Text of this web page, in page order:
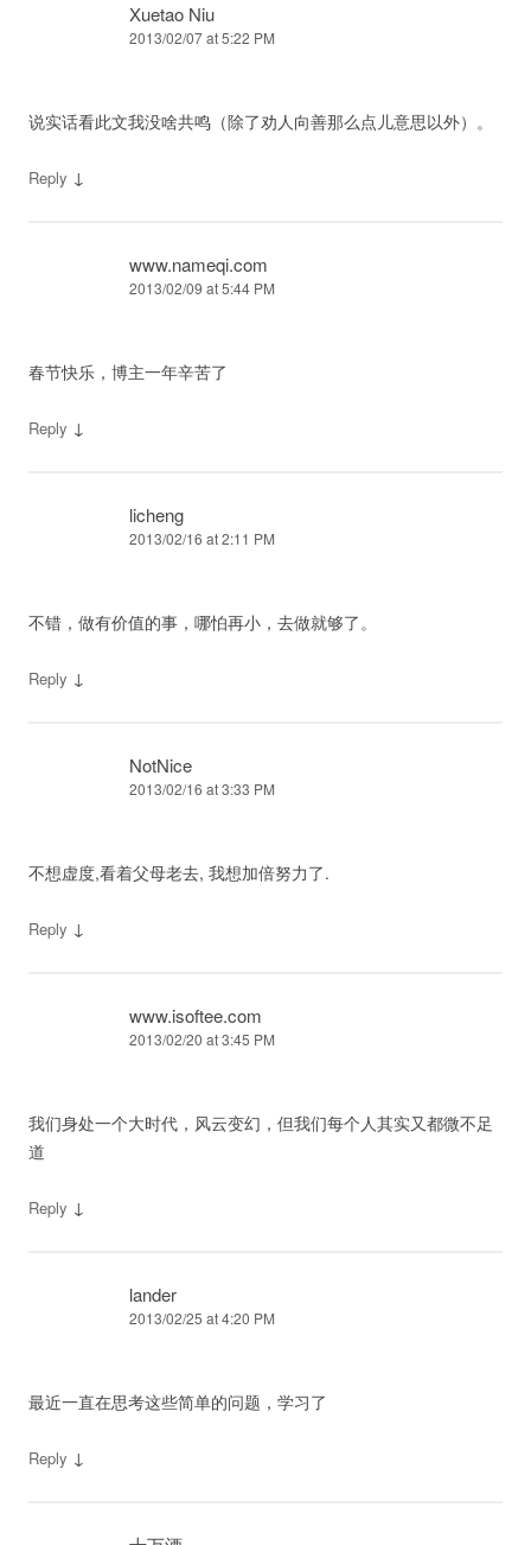
Xuetao Niu
2013/02/07 at 5:22 PM
说实话看此文我没啥共鸣（除了劝人向善那么点儿意思以外）。
Reply ↓
www.nameqi.com
2013/02/09 at 5:44 PM
春节快乐，博主一年辛苦了
Reply ↓
licheng
2013/02/16 at 2:11 PM
不错，做有价值的事，哪怕再小，去做就够了。
Reply ↓
NotNice
2013/02/16 at 3:33 PM
不想虚度,看着父母老去, 我想加倍努力了.
Reply ↓
www.isoftee.com
2013/02/20 at 3:45 PM
我们身处一个大时代，风云变幻，但我们每个人其实又都微不足
道
Reply ↓
lander
2013/02/25 at 4:20 PM
最近一直在思考这些简单的问题，学习了
Reply ↓